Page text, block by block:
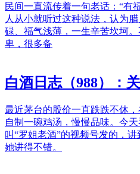
民间一直流传着一句老话：“有
人从小就听过这种说法，认为
碌、福气浅薄，一生辛苦坎坷
卑，很多备
白酒日志（988）：
最近茅台的股价一直跌跌不休
自制一碗鸡汤，慢慢品味。今
叫“罗姐老酒”的视频号发的，
她讲得不错。